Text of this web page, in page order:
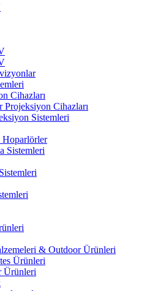
Cihazları
Projeksiyon Cihazları
Sistemleri
Hoparlörler
Sistemleri
& Outdoor Ürünleri
Ürünleri
Ürünleri